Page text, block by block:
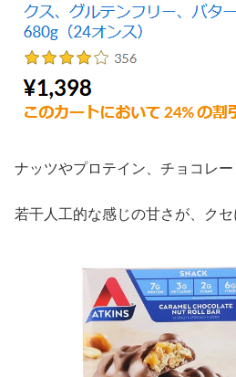
ナッツやプロテイン、チョコレー
若干人工的な感じの甘さが、クセ